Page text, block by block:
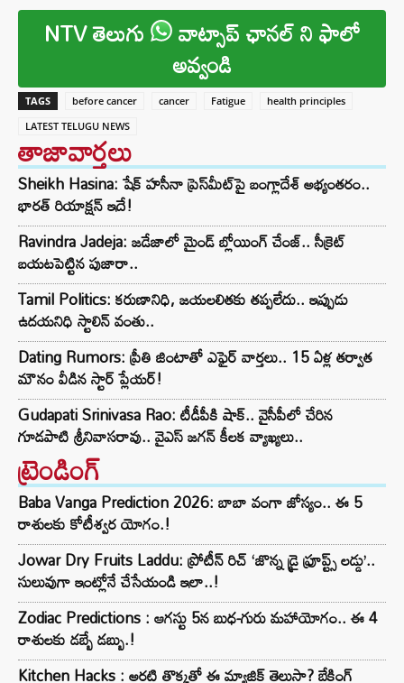
NTV తెలుగు వాట్సాప్ ఛానల్ ని ఫాలో
అవ్వండి
TAGS before cancer cancer Fatigue
health principles
LATEST TELUGU NEWS
తాజావార్తలు
Sheikh Hasina: షేక్ హసీనా ప్రెస్‌మీట్‌పై బంగ్లాదేశ్ అభ్యంతరం..
భారత్ రియాక్షన్ ఇదే!
Ravindra Jadeja: జడేజాలో మైండ్ బ్లోయింగ్ చేంజ్.. సీక్రెట్
బయటపెట్టిన పుజారా..
Tamil Politics: కరుణానిధి, జయలలితకు తప్పలేదు.. ఇప్పుడు
ఉదయనిధి స్టాలిన్ వంతు..
Dating Rumors: ప్రీతి జింటాతో ఎఫైర్ వార్తలు.. 15 ఏళ్ల తర్వాత
మౌనం వీడిన స్టార్ ప్లేయర్!
Gudapati Srinivasa Rao: టీడీపీకి షాక్‌.. వైసీపీలో చేరిన
గూడపాటి శ్రీనివాసరావు.. వైఎస్‌ జగన్‌ కీలక వ్యాఖ్యలు..
ట్రెండింగ్‌
Baba Vanga Prediction 2026: బాబా వంగా జోస్యం.. ఈ 5
రాశులకు కోటీశ్వర యోగం.!
Jowar Dry Fruits Laddu: ప్రోటీన్ రిచ్ ‘జొన్న డ్రై ఫ్రూప్ట్స్ లడ్డు’..
సులువుగా ఇంట్లోనే చేసేయండి ఇలా..!
Zodiac Predictions : ఆగస్టు 5న బుధ-గురు మహాయోగం.. ఈ 4
రాశులకు డబ్బే డబ్బు.!
Kitchen Hacks : అరటి తొక్కతో ఈ మ్యాజిక్ తెలుసా? బేకింగ్